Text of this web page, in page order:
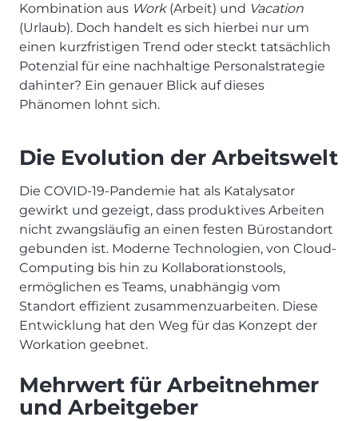
Kombination aus Work(Arbeit) und Vacation
(Urlaub). Doch handelt es sich hierbei nur um
einen kurzfristigen Trend oder steckt tatsächlich
Potenzial für eine nachhaltige Personalstrategie
dahinter? Ein genauer Blick auf dieses
Phänomen lohnt sich.
Die Evolution der Arbeitswelt
Die COVID-19-Pandemie hat als Katalysator
gewirkt und gezeigt, dass produktives Arbeiten
nicht zwangsläufig an einen festen Bürostandort
gebunden ist. Moderne Technologien, von Cloud-
Computing bis hin zu Kollaborationstools,
ermöglichen es Teams, unabhängig vom
Standort effizient zusammenzuarbeiten. Diese
Entwicklung hat den Weg für das Konzept der
Workation geebnet.
Mehrwert für Arbeitnehmer
und Arbeitgeber